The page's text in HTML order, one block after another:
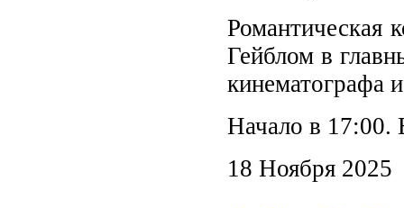
Романтическая
Гейблом в
кинематографа
Начало в
18 Ноября 2025